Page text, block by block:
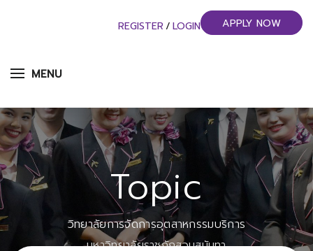
MENU
REGISTER / LOGIN APPLY NOW
Topic
วิทยาลัยการจัดการอุตสาหกรรมบริการ
มหาวิทยาลัยราชภัฏสวนสุนันทา